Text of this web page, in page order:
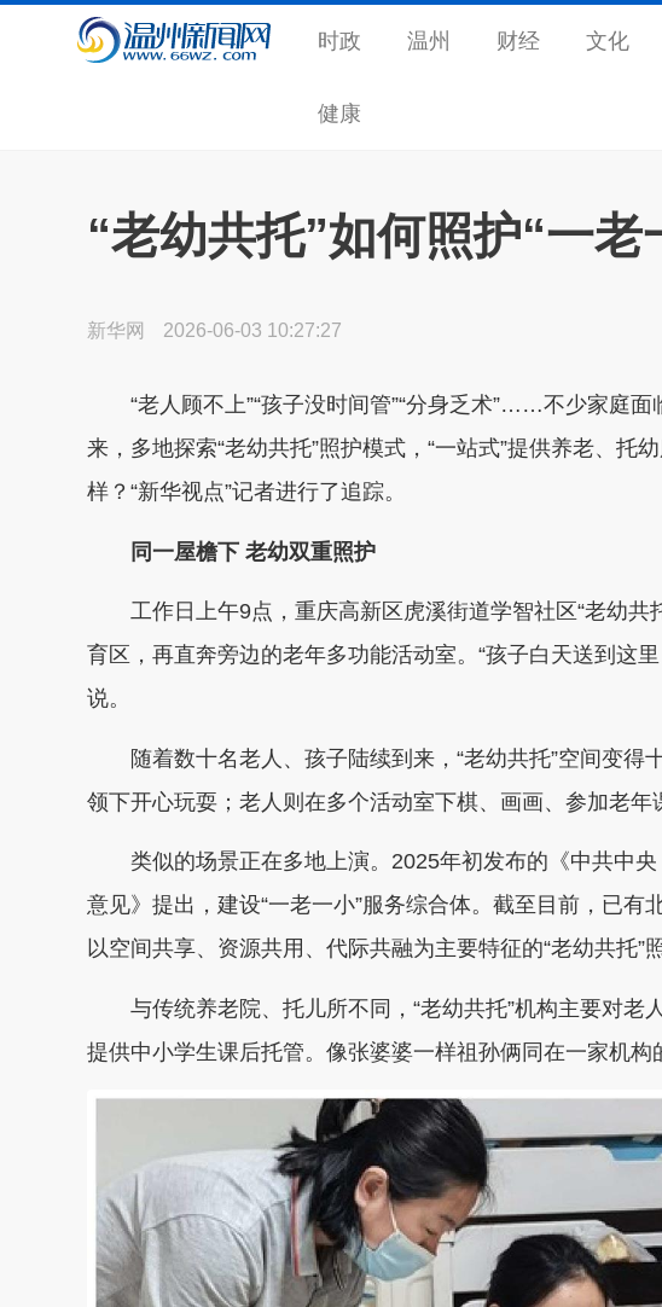
时政 温州 财经 文化
健康
“老幼共托”如何照护“一老
新华网 2026-06-03 10:27:27
“老人顾不上”“孩子没时间管”“分身乏术”……不少家庭面
来，多地探索“老幼共托”照护模式，“一站式”提供养老、托
样？“新华视点”记者进行了追踪。
同一屋檐下 老幼双重照护
工作日上午9点，重庆高新区虎溪街道学智社区“老幼共
育区，再直奔旁边的老年多功能活动室。“孩子白天送到这
说。
随着数十名老人、孩子陆续到来，“老幼共托”空间变
领下开心玩耍；老人则在多个活动室下棋、画画、参加老
类似的场景正在多地上演。2025年初发布的《中共中
意见》提出，建设“一老一小”服务综合体。截至目前，已有
以空间共享、资源共用、代际共融为主要特征的“老幼共托”
与传统养老院、托儿所不同，“老幼共托”机构主要对老
提供中小学生课后托管。像张婆婆一样祖孙俩同在一家机构